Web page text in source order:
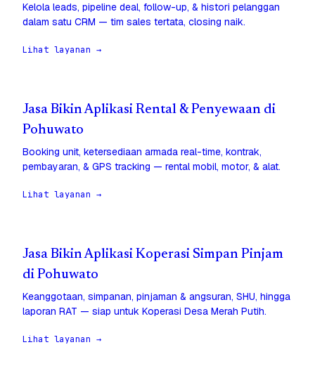
Kelola leads, pipeline deal, follow-up, & histori pelanggan
dalam satu CRM — tim sales tertata, closing naik.
Lihat layanan →
Jasa Bikin Aplikasi Rental & Penyewaan di
Pohuwato
Booking unit, ketersediaan armada real-time, kontrak,
pembayaran, & GPS tracking — rental mobil, motor, & alat.
Lihat layanan →
Jasa Bikin Aplikasi Koperasi Simpan Pinjam
di Pohuwato
Keanggotaan, simpanan, pinjaman & angsuran, SHU, hingga
laporan RAT — siap untuk Koperasi Desa Merah Putih.
Lihat layanan →